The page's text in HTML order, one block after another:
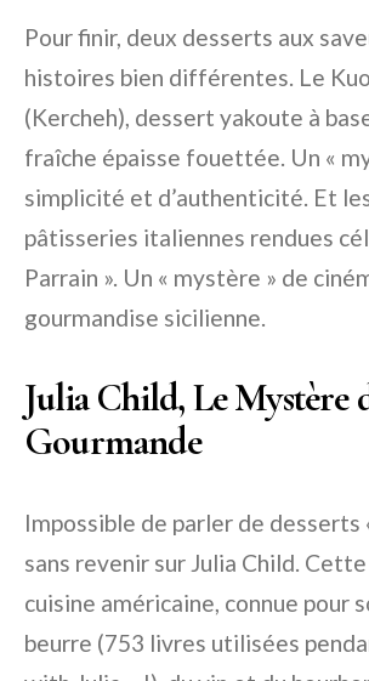
Pour finir, deux desserts aux
histoires bien différentes. Le
(Kercheh), dessert yakoute à
fraîche épaisse fouettée. Un «
simplicité et d’authenticité. Et
pâtisseries italiennes rendues
Parrain ». Un « mystère » de
gourmandise sicilienne.
Julia Child, Le Mystère
Gourmande
Impossible de parler de desserts
sans revenir sur Julia Child.
cuisine américaine, connue pour
beurre (753 livres utilisées